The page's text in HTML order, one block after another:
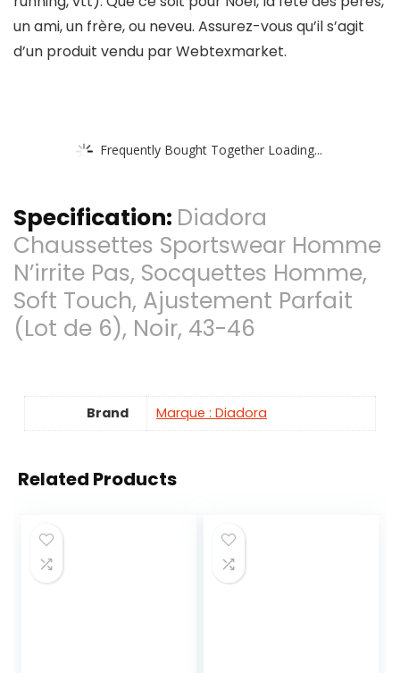
un ami, un frère, ou neveu. Assurez-vous qu’il s’agit
d’un produit vendu par Webtexmarket.
Frequently Bought Together Loading...
Specification: Diadora
Chaussettes Sportswear Homme
N’irrite Pas, Socquettes Homme,
Soft Touch, Ajustement Parfait
(Lot de 6), Noir, 43-46
Brand Marque : Diadora
Related Products